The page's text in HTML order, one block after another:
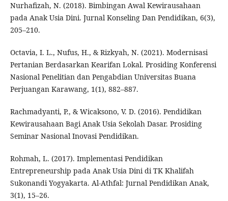
Nurhafizah, N. (2018). Bimbingan Awal Kewirausahaan
pada Anak Usia Dini. Jurnal Konseling Dan Pendidikan, 6(3),
205–210.
Octavia, I. L., Nufus, H., & Rizkyah, N. (2021). Modernisasi
Pertanian Berdasarkan Kearifan Lokal. Prosiding Konferensi
Nasional Penelitian dan Pengabdian Universitas Buana
Perjuangan Karawang, 1(1), 882–887.
Rachmadyanti, P., & Wicaksono, V. D. (2016). Pendidikan
Kewirausahaan Bagi Anak Usia Sekolah Dasar. Prosiding
Seminar Nasional Inovasi Pendidikan.
Rohmah, L. (2017). Implementasi Pendidikan
Entrepreneurship pada Anak Usia Dini di TK Khalifah
Sukonandi Yogyakarta. Al-Athfal: Jurnal Pendidikan Anak,
3(1), 15–26.